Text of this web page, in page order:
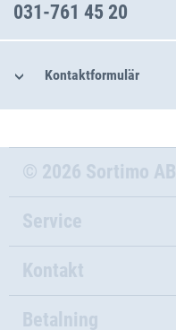
031-761 45 20
Kontaktformulär
© 2026 Sortimo AB
Service
Kontakt
Betalning